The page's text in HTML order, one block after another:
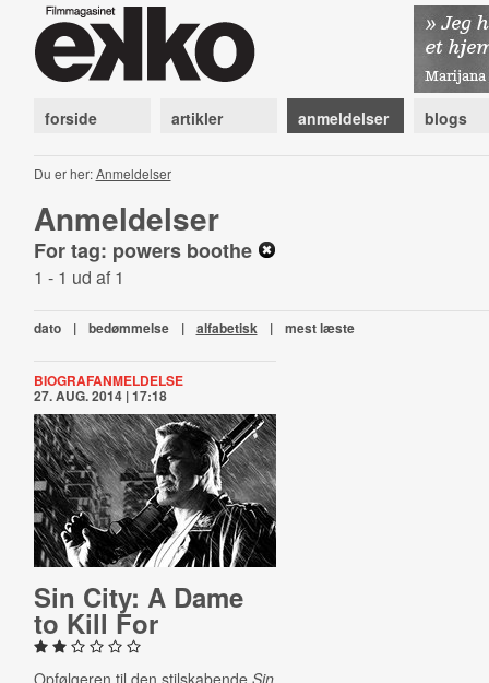
forside artikler anmeldelser blogs
Du er her:Anmeldelser
Anmeldelser
For tag: powers boothe
1 - 1 ud af 1
dato | bedømmelse | alfabetisk | mest læste
BIOGRAFANMELDELSE
27. AUG. 2014 | 17:18
Sin City: A Dame
to Kill For
Opfølgeren til den stilskabende Sin